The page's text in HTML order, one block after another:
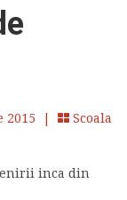
2015 |
Scoala
inca din